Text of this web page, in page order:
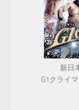
新日
G1クライ